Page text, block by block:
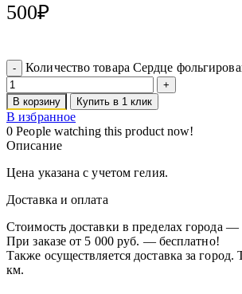
500₽
Количество товара Сердце
В корзину Купить в 1 клик
В избранное
0 People watching this product now!
Описание
Цена указана с учетом гелия.
Доставка и оплата
Стоимость доставки в пределах города —
При заказе от 5 000 руб. — бесплатно!
Также осуществляется доставка за
км.